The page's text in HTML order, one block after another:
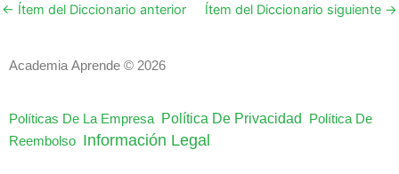
← Ítem del Diccionario anterior Ítem del Diccionario siguiente →
Academia Aprende © 2026
Políticas De La Empresa Política De Privacidad
Política De
Reembolso Información Legal